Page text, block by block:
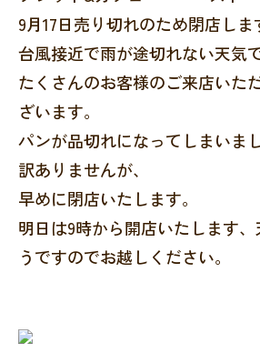
9月17日売り切れのため閉店しま
台風接近で雨が途切れない天気で
たくさんのお客様のご来店いた
ざいます。
パンが品切れになってしまいま
訳ありませんが、
早めに閉店いたします。
明日は9時から開店いたします
うですのでお越しください。